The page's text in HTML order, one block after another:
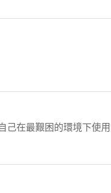
己在最艱困的環境下使